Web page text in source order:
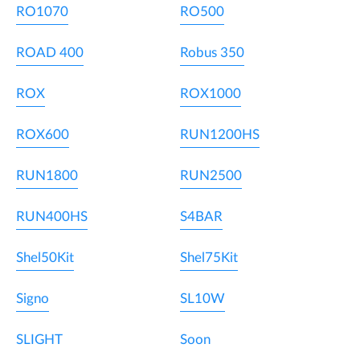
RO1070 RO500
ROAD 400 Robus 350
ROX ROX1000
ROX600 RUN1200HS
RUN1800 RUN2500
RUN400HS S4BAR
Shel50Kit Shel75Kit
Signo SL10W
SLIGHT Soon